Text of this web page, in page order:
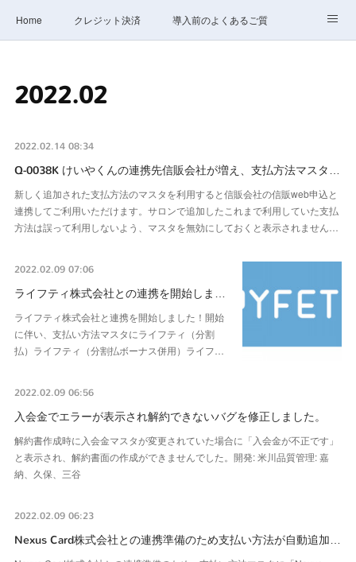
Home クレジット決済 導入前のよくあるご質問
2022.02
2022.02.14 08:34
Q-0038K けいやくんの連携先信販会社が増え、支払方法マスタ…
新しく追加された支払方法のマスタを利用すると信販会社の信販web申込と
連携してご利用いただけます。サロンで追加したこれまで利用していた支払
方法は誤って利用しないよう、マスタを無効にしておくと表示されません…
2022.02.09 07:06
ライフティ株式会社との連携を開始しま…
ライフティ株式会社と連携を開始しました！開始
に伴い、支払い方法マスタにライフティ（分割
払）ライフティ（分割払ボーナス併用）ライフ…
2022.02.09 06:56
入会金でエラーが表示され解約できないバグを修正しました。
解約書作成時に入会金マスタが変更されていた場合に「入会金が不正です」
と表示され、解約書面の作成ができませんでした。開発: 米川品質管理: 嘉
納、久保、三谷
2022.02.09 06:23
Nexus Card株式会社との連携準備のため支払い方法が自動追加…